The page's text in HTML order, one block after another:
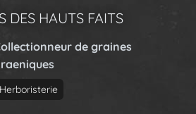
DES HAUTS FAITS
de graines
Herboristerie